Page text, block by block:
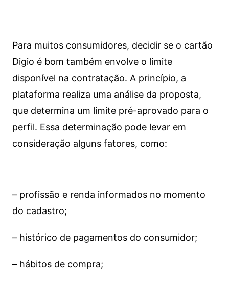
Para muitos consumidores, decidir se o cartão
Digio é bom também envolve o limite
disponível na contratação. A princípio, a
plataforma realiza uma análise da proposta,
que determina um limite pré-aprovado para o
perfil. Essa determinação pode levar em
consideração alguns fatores, como:
– profissão e renda informados no momento
do cadastro;
– histórico de pagamentos do consumidor;
– hábitos de compra;